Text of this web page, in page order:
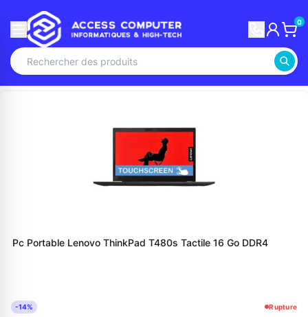
0
Pc Portable Lenovo ThinkPad T480s Tactile 16 Go DDR4
-14% Rupture